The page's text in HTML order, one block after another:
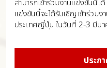
สามารถเข้าร่วมงานแข่งขันนี้
แข่งขันนี้จะได้รับเชิญเข้าร่ว
ประเทศญี่ปุ่น ในวันที่ 2-3 มีน
ประก